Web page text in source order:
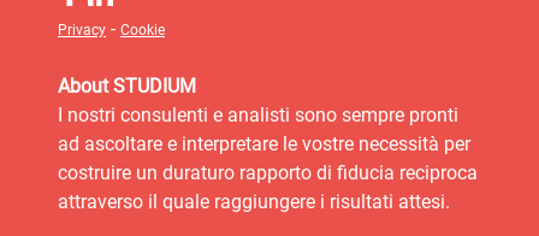
Privacy - Cookie
About STUDIUM
I nostri consulenti e analisti sono sempre pronti
ad ascoltare e interpretare le vostre necessità per
costruire un duraturo rapporto di fiducia reciproca
attraverso il quale raggiungere i risultati attesi.